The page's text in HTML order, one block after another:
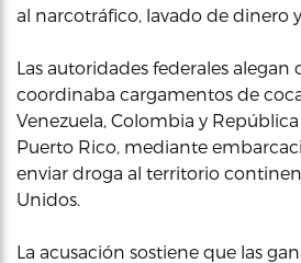
al narcotráfico, lavado de dinero
Las autoridades federales alegan
coordinaba cargamentos de
Venezuela, Colombia y
Puerto Rico, mediante
enviar droga al territorio
Unidos.
La acusación sostiene que las